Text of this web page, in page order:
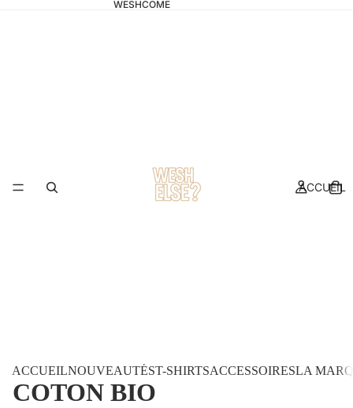
WESHCOME
ACCUEIL
ACCUEILNOUVEAUTÉST-SHIRTSACCESSOIRESLA
COTON BIO